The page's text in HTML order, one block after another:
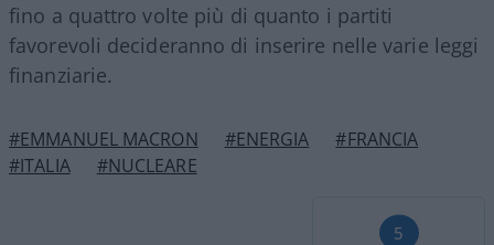
fino a quattro volte più di quanto i partiti
favorevoli decideranno di inserire nelle varie leggi
finanziarie.
#EMMANUEL MACRON #ENERGIA
#FRANCIA
#ITALIA
#NUCLEARE
5